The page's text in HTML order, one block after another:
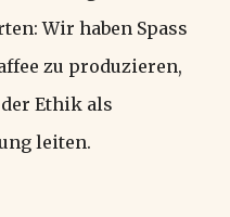
Wir haben Spass
zu produzieren,
Ethik als
leiten.